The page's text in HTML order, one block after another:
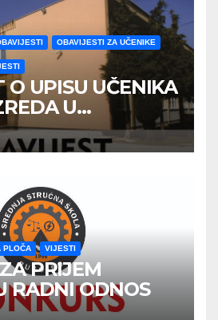
OBAVIJESTI ZA UČENIKE
O UPISU UČENIKA
2026/2027
PLOČA VIJESTI
PRIJEM
RADNI ODNOS